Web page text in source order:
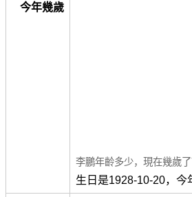
今年幾歲
李鵬年齡多少，現在幾歲了
生日是1928-10-20，今